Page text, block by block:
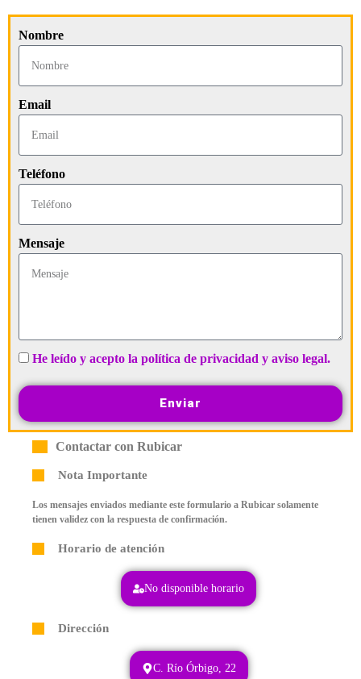
Nombre
Email
Teléfono
Mensaje
He leído y acepto la política de privacidad y aviso legal.
Enviar
Contactar con Rubicar
Nota Importante
Los mensajes enviados mediante este formulario a Rubicar solamente
tienen validez con la respuesta de confirmación.
Horario de atención
No disponible horario
Dirección
C. Río Órbigo, 22